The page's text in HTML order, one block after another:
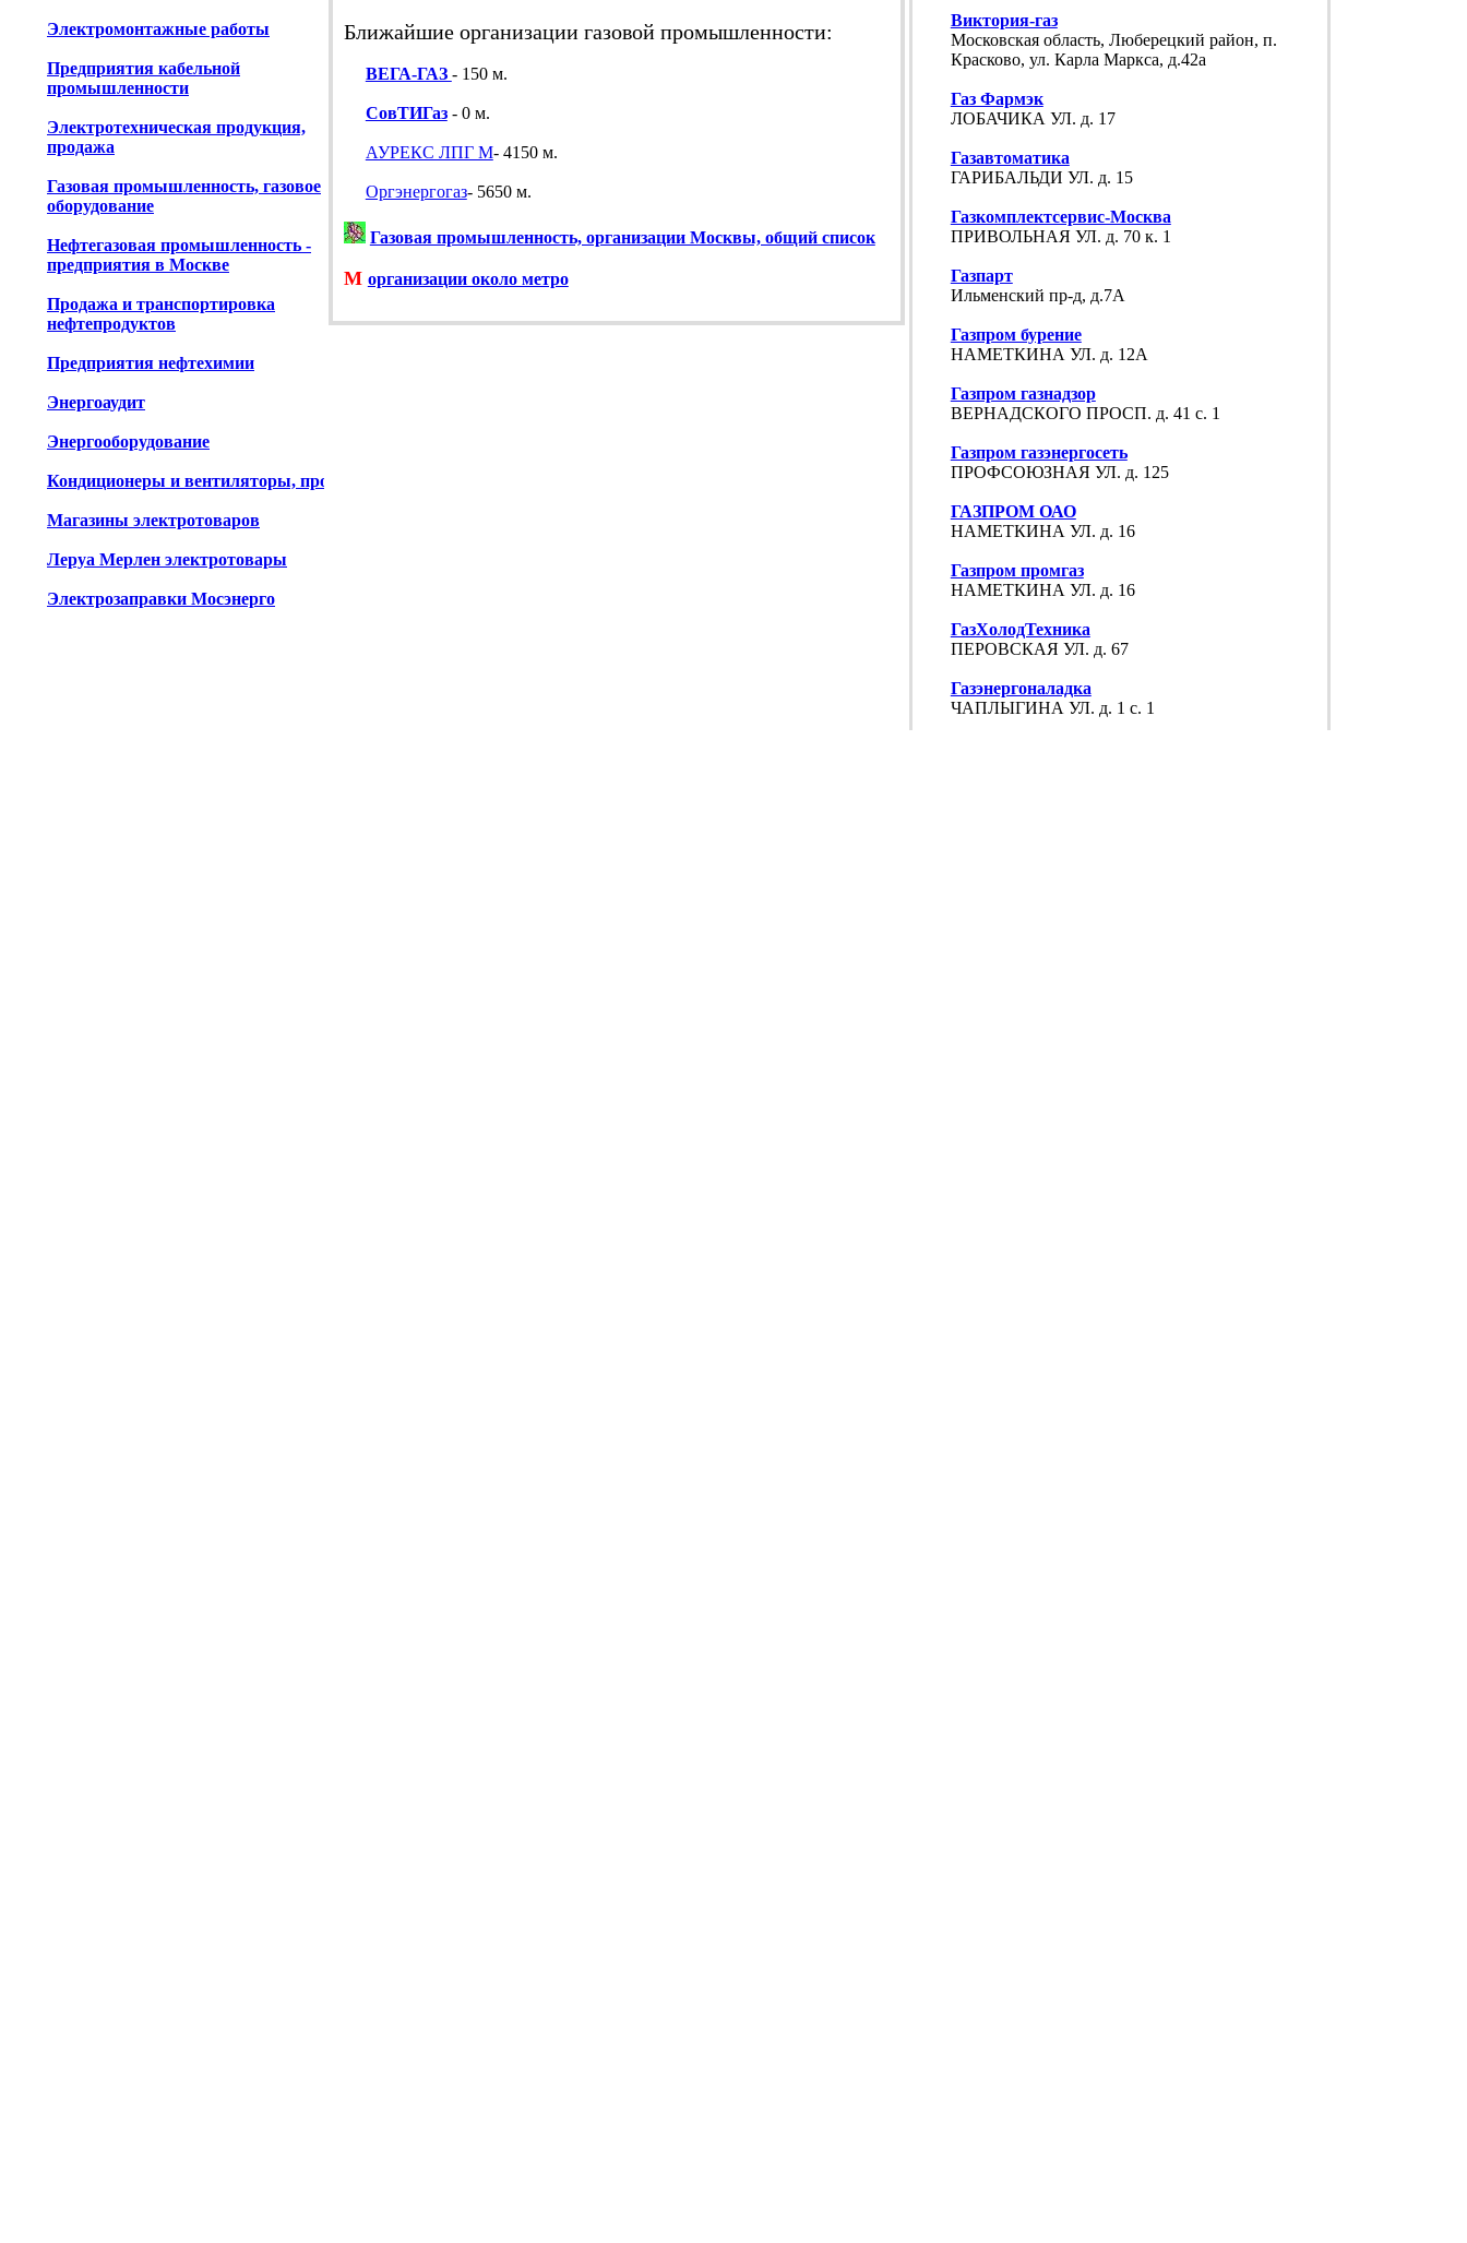
Электромонтажные работы
Предприятия кабельной
промышленности
Электротехническая продукция,
продажа
Газовая промышленность, газовое
оборудование
Нефтегазовая промышленность -
предприятия в Москве
Продажа и транспортировка
нефтепродуктов
Предприятия нефтехимии
Энергоаудит
Энергооборудование
Кондиционеры и вентиляторы, продажа
Магазины электротоваров
Леруа Мерлен электротовары
Электрозаправки Мосэнерго
Ближайшие организации газовой промышленности:
ВЕГА-ГАЗ - 150 м.
СовТИГаз- 0 м.
АУРЕКС ЛПГ М- 4150 м.
Оргэнергогаз- 5650 м.
Газовая промышленность, организации Москвы, общий список
М организации около метро
Виктория-газ
Московская область, Люберецкий район, п.
Красково, ул. Карла Маркса, д.42а
Газ Фармэк
ЛОБАЧИКА УЛ. д. 17
Газавтоматика
ГАРИБАЛЬДИ УЛ. д. 15
Газкомплектсервис-Москва
ПРИВОЛЬНАЯ УЛ. д. 70 к. 1
Газпарт
Ильменский пр-д, д.7А
Газпром бурение
НАМЕТКИНА УЛ. д. 12А
Газпром газнадзор
ВЕРНАДСКОГО ПРОСП. д. 41 с. 1
Газпром газэнергосеть
ПРОФСОЮЗНАЯ УЛ. д. 125
ГАЗПРОМ ОАО
НАМЕТКИНА УЛ. д. 16
Газпром промгаз
НАМЕТКИНА УЛ. д. 16
ГазХолодТехника
ПЕРОВСКАЯ УЛ. д. 67
Газэнергоналадка
ЧАПЛЫГИНА УЛ. д. 1 с. 1